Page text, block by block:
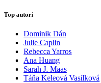
Top autori
Dominik Dán
Julie Caplin
Rebecca Yarros
Ana Huang
Sarah J. Maas
Táňa Keleová Vasilková